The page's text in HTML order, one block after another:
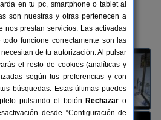
de Sangusín (Salamanca)
8+2 plazas
70 km de
en tu pc, smartphone o tablet al
son nuestras y otras pertenecen a
nos prestan servicios. Las activadas
funcione correctamente son las
de tu autorización. Al pulsar
el resto de cookies (analíticas y
según tus preferencias y con
búsquedas. Estas últimas puedes
pulsando el botón Rechazar o
desde “Configuración de